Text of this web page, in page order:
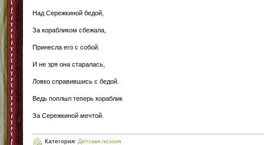
Над Сережкиной бедой,
За корабликом сбежала,
Принесла его с собой.
И не зря она старалась,
Ловко справившись с бедой.
Ведь поплыл теперь кораблик
За Сережкиной мечтой.
Категория: Детская поэзия